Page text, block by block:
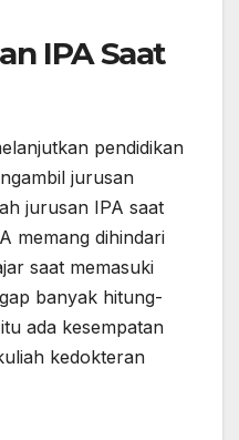
IPA Saat
pendidikan
jurusan
jurusan IPA saat
memang dihindari
saat memasuki
banyak hitung-
ada kesempatan
kedokteran